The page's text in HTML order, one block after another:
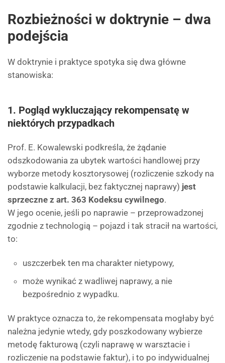
Rozbieżności w doktrynie – dwa
podejścia
W doktrynie i praktyce spotyka się dwa główne
stanowiska:
1. Pogląd wykluczający rekompensatę w
niektórych przypadkach
Prof. E. Kowalewski podkreśla, że żądanie
odszkodowania za ubytek wartości handlowej przy
wyborze metody kosztorysowej (rozliczenie szkody na
podstawie kalkulacji, bez faktycznej naprawy) jest
sprzeczne z art. 363 Kodeksu cywilnego.
W jego ocenie, jeśli po naprawie – przeprowadzonej
zgodnie z technologią – pojazd i tak stracił na wartości,
to:
uszczerbek ten ma charakter nietypowy,
może wynikać z wadliwej naprawy, a nie
bezpośrednio z wypadku.
W praktyce oznacza to, że rekompensata mogłaby być
należna jedynie wtedy, gdy poszkodowany wybierze
metodę fakturową (czyli naprawę w warsztacie i
rozliczenie na podstawie faktur), i to po indywidualnej